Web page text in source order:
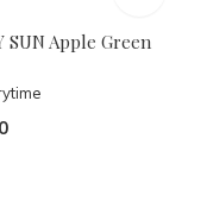
SUN Apple Green